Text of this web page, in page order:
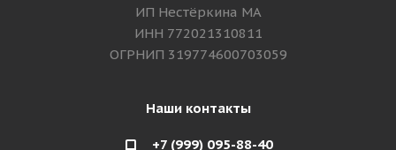
ИП Нестёркина МА
ИНН 772021310811
ОГРНИП 319774600703059
Наши контакты
+7 (999) 095-88-40